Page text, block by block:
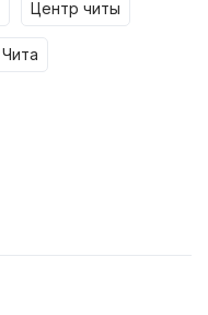
центр читы
чита